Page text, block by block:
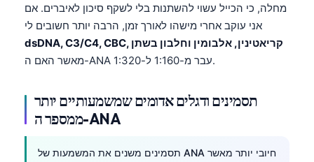
מחלה, כי הכייל עשוי להשתנות בלי לשקף סיכון לאיברים. אם
אני עוקב אחרי מישהו לאורך זמן, הרבה יותר חשובים לי
dsDNA, C3/C4, CBC, קריאטינין, אלבומין וחלבון בשתן
מאשר האם ה-ANA עבר מ-1:160 ל-1:320.
תסמינים ודגלים אדומים שמשמעותיים יותר
ממספר ה-ANA
תסמינים משנים את המשמעות של ANA חיובי יותר מאשר